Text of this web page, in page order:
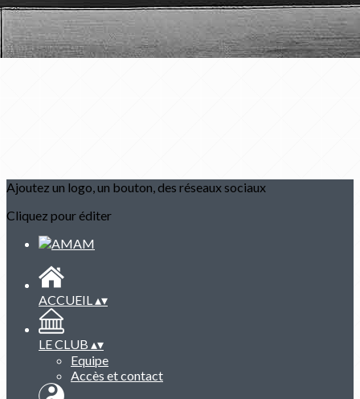
Ajoutez un logo, un bouton, des réseaux sociaux
Cliquez pour éditer
ACCUEIL▴▾
LE CLUB ▴▾
Equipe
Accès et contact